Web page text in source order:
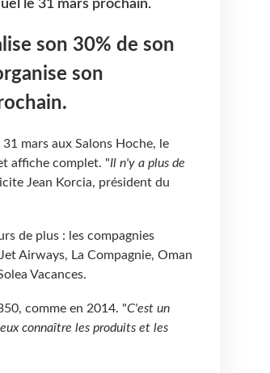
le 31 mars prochain.
son 30% de son
son
mars aux Salons Hoche, le
affiche complet. "Il n'y a plus de
Jean Korcia, président du
de plus : les compagnies
Airways, La Compagnie, Oman
Vacances.
comme en 2014. "C'est un
connaître les produits et les